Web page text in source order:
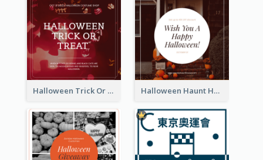
Halloween Trick Or Treat Instagram Post Halloween Haunt House Instagram Post